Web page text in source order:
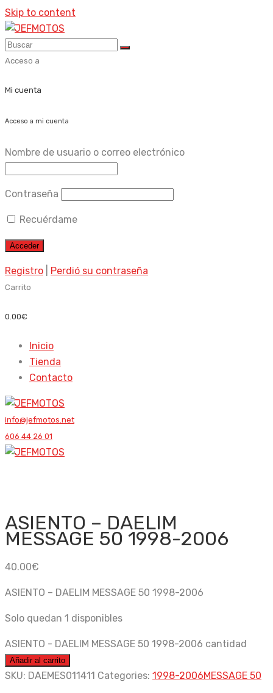
Skip to content
Acceso a
Mi cuenta
Acceso a mi cuenta
Nombre de usuario o correo electrónico
Contraseña
Recuérdame
Registro Perdió su contraseña
Carrito
0.00€
Inicio
Tienda
Contacto
info@jefmotos.net
606 44 26 01
ASIENTO – DAELIM
MESSAGE 50 1998-2006
40.00€
ASIENTO – DAELIM MESSAGE 50 1998-2006
Solo quedan 1 disponibles
ASIENTO - DAELIM MESSAGE 50 1998-2006 cantidad
Añadir al carrito
SKU: DAEMES011411 Categories: 1998-2006MESSAGE 50